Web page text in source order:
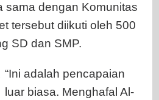
sama dengan Komunitas
tersebut diikuti oleh 500
SD dan SMP.
“Ini adalah pencapaian
luar biasa. Menghafal Al-